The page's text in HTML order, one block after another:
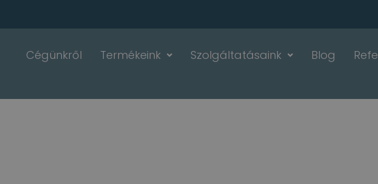
Cégünkről Termékeink Szolgáltatásaink Blog